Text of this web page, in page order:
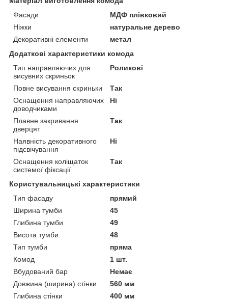
Фасади
МДФ плівковий
Ніжки
натуральне дерево
Декоративні елементи
метал
Додаткові характеристики комода
Тип направляючих для
висувних скриньок
Роликові
Повне висування скриньки
Так
Оснащення направляючих
доводчиками
Ні
Плавне закривання
дверцят
Так
Наявність декоративного
підсвічування
Ні
Оснащення коліщаток
системої фіксації
Так
Користувальницькі характеристики
Тип фасаду
прямий
Ширина тумби
45
Глибина тумби
49
Висота тумби
48
Тип тумби
пряма
Комод
1 шт.
Вбудований бар
Немає
Довжина (ширина) стінки
560 мм
Глибина стінки
400 мм